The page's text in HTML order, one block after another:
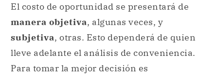
El costo de oportunidad se presentará de
manera objetiva, algunas veces, y
subjetiva, otras. Esto dependerá de quien
lleve adelante el análisis de conveniencia.
Para tomar la mejor decisión es